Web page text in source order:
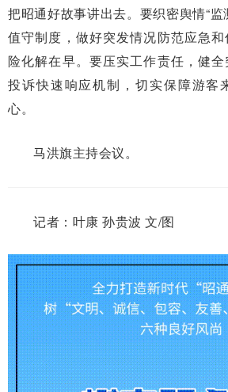
把昭通好故事讲出去。要织密舆情“
值守制度，做好突发情况防范应急
险化解在早。要压实工作责任，健
投诉快速响应机制，切实保障游客
心。
马洪旗主持会议。
记者：叶康 孙贵波 文/图